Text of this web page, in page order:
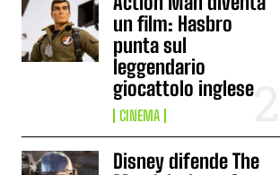
un film: Hasbro
punta sul
leggendario
giocattolo inglese
CINEMA
Disney difende The